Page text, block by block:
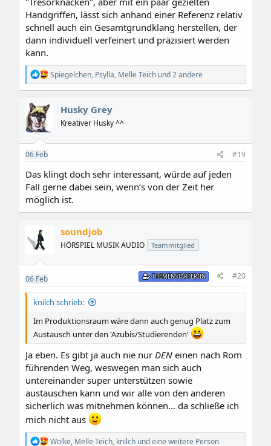
Handgriffen, lässt sich anhand einer Referenz relativ
schnell auch ein Gesamtgrundklang herstellen, der
dann individuell verfeinert und präzisiert werden
kann.
R
e
a
o
n
:
Spiegelchen, Psylla, Melle Teich und 2 andere
Husky Grey
Kreativer Husky ^^
06 Feb #19
Das klingt doch sehr interessant, würde auf jeden
Fall gerne dabei sein, wenn’s von der Zeit her
möglich ist.
soundjob
HÖRSPIEL MUSIK AUDIO Teammitglied
06 Feb THEMENSTARTER/IN #20
knilch schrieb:
Im Produktionsraum wäre dann auch genug Platz zum
Austausch unter den 'Azubis/Studierenden'
Ja eben. Es gibt ja auch nie nur DEN einen nach Rom
führenden Weg, weswegen man sich auch
untereinander super unterstützen sowie
austauschen kann und wir alle von den anderen
sicherlich was mitnehmen können... da schließe ich
mich nicht aus
R
Wolke, Melle Teich, knilch und eine weitere Person